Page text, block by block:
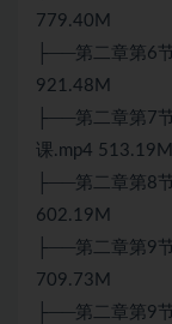
779.40M
├──第二章第6
921.48M
├──第二章第7
课.mp4 513.19M
├──第二章第8
602.19M
├──第二章第9
709.73M
├──第二章第9